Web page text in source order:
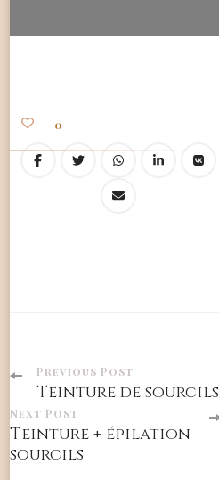
0
Post
Navigation
Previous Post
Teinture de sourcils
Next Post
Teinture + épilation
sourcils